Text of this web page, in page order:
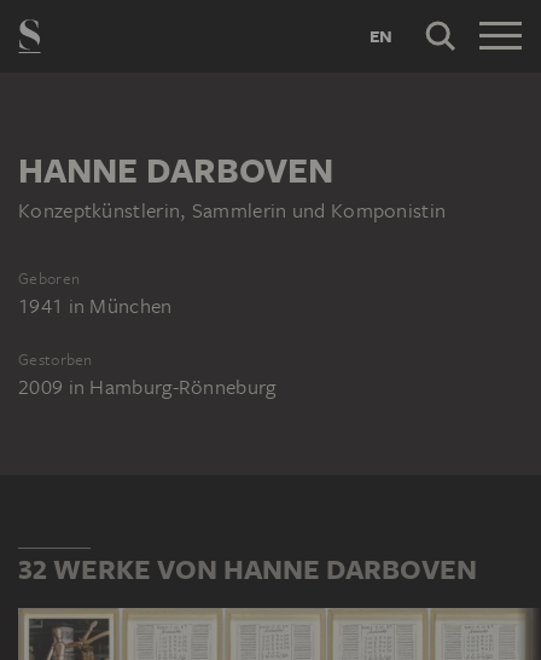
EN
HANNE DARBOVEN
Konzeptkünstlerin, Sammlerin und Komponistin
Geboren
1941 in München
Gestorben
2009 in Hamburg-Rönneburg
32 WERKE VON HANNE DARBOVEN